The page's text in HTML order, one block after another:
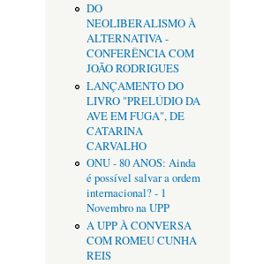
DO
NEOLIBERALISMO À
ALTERNATIVA -
CONFERÊNCIA COM
JOÃO RODRIGUES
LANÇAMENTO DO
LIVRO "PRELÚDIO DA
AVE EM FUGA", DE
CATARINA
CARVALHO
ONU - 80 ANOS: Ainda
é possível salvar a ordem
internacional? - 1
Novembro na UPP
A UPP À CONVERSA
COM ROMEU CUNHA
REIS